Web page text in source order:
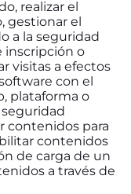
realizar el
gestionar el
a la seguridad
inscripción o
visitas a efectos
con el
plataforma o
contenidos para
contenidos
de carga de un
a través de